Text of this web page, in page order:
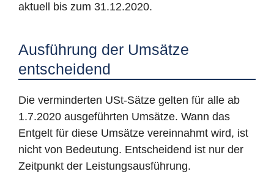
aktuell bis zum 31.12.2020.
Ausführung der Umsätze
entscheidend
Die verminderten USt-Sätze gelten für alle ab
1.7.2020 ausgeführten Umsätze. Wann das
Entgelt für diese Umsätze vereinnahmt wird, ist
nicht von Bedeutung. Entscheidend ist nur der
Zeitpunkt der Leistungsausführung.